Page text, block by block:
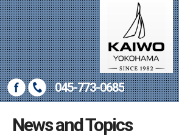
045-773-0685
New Yachts
News and Topics